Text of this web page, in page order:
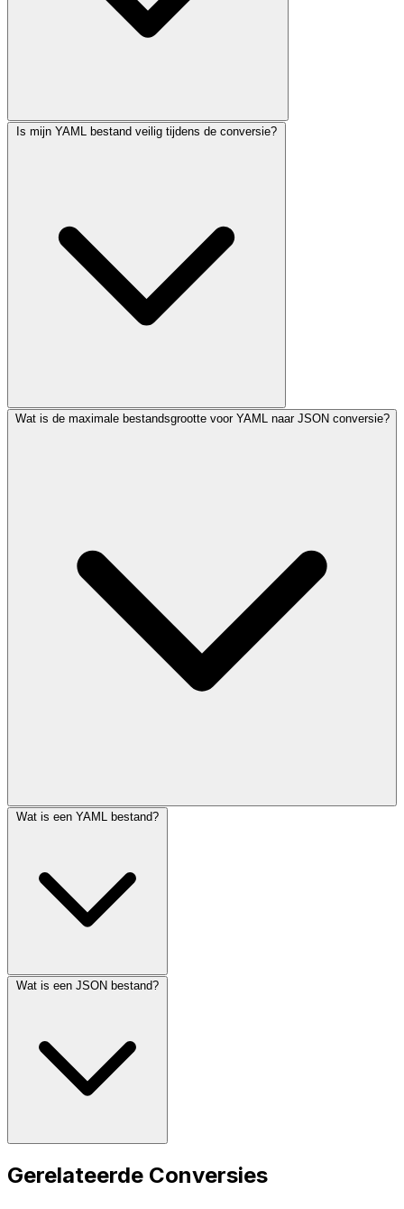
Is mijn YAML bestand veilig tijdens de conversie?
Wat is de maximale bestandsgrootte voor YAML naar JSON conversie?
Wat is een YAML bestand?
Wat is een JSON bestand?
Gerelateerde Conversies